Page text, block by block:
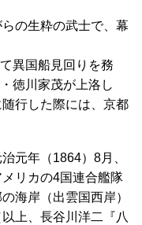
の生粋の武士で、幕
異国船見回りを務
徳川家茂が上洛し
行した際には、京都
元年（1864）8月、
リカの4国連合艦隊
海岸（出雲国西岸）
上、長谷川洋二『八